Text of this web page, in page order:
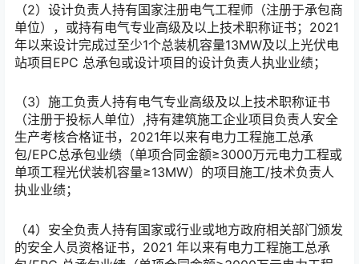
（2）设计负责人持有国家注册电气工程师（注册于承包商
单位），或持有电气专业高级及以上技术职称证书；2021
年以来设计完成过至少1个总装机容量13MW及以上光伏电
站项目EPC 总承包或设计项目的设计负责人执业业绩；
（3）施工负责人持有电气专业高级及以上技术职称证书
（注册于投标人单位）,持有建筑施工企业项目负责人安全
生产考核合格证书，2021年以来有电力工程施工总承
包/EPC总承包业绩（单项合同金额≥3000万元电力工程或
单项工程光伏装机容量≥13MW）的项目施工/技术负责人
执业业绩；
（4）安全负责人持有国家或行业或地方政府相关部门颁发
的安全人员资格证书，2021 年以来有电力工程施工总承